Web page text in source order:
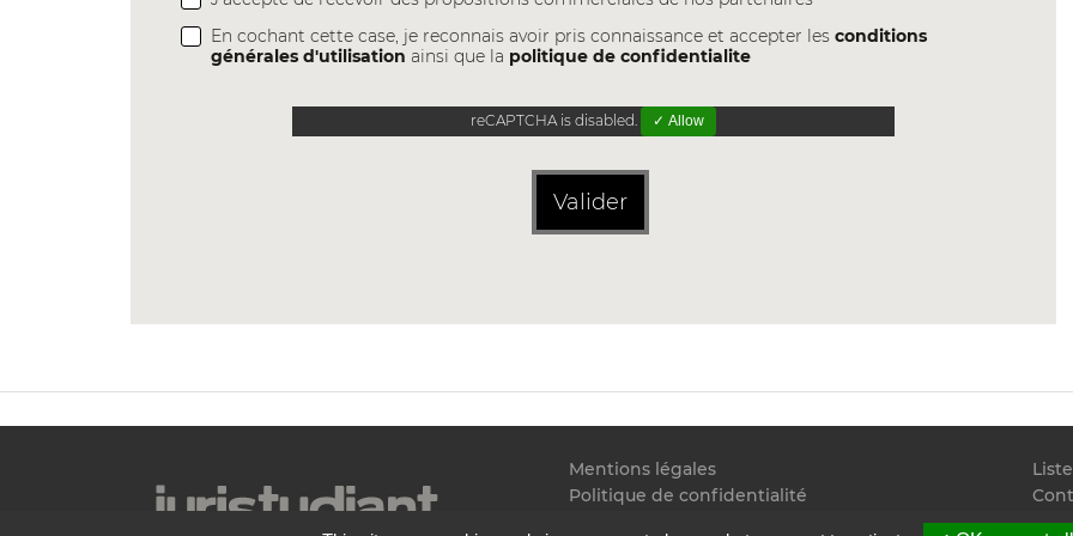
En cochant cette case, je reconnais avoir pris connaissance et accepter lesconditions
générales d'utilisation ainsi que la politique de confidentialite
reCAPTCHA is disabled. ✓ Allow
Valider
Mentions légales
Politique de confidentialité
Flux